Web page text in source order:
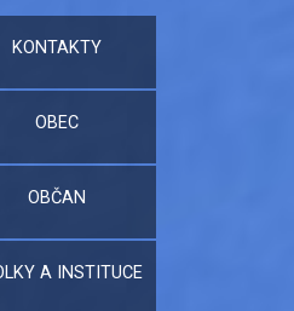
stránky
KONTAKTY
OBEC
OBČAN
A INSTITUCE